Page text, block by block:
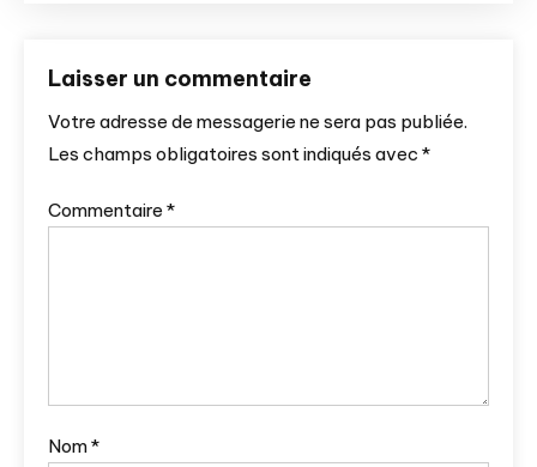
Laisser un commentaire
Votre adresse de messagerie ne sera pas publiée.
Les champs obligatoires sont indiqués avec *
Commentaire *
Nom*